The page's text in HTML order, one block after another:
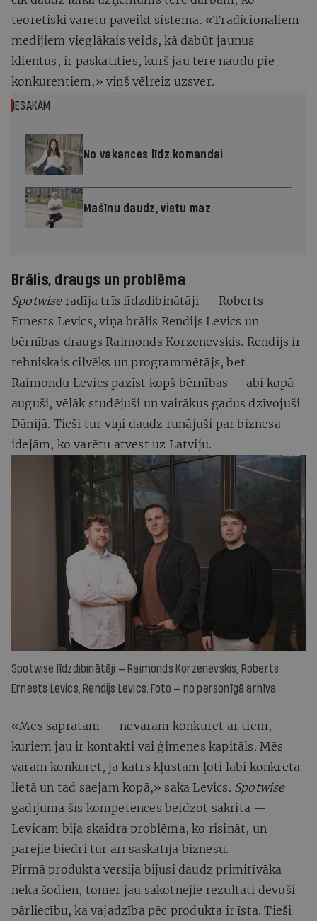
teorētiski varētu paveikt sistēma. «Tradicionāliem
medijiem vieglākais veids, kā dabūt jaunus
klientus, ir paskatīties, kurš jau tērē naudu pie
konkurentiem,» viņš vēlreiz uzsver.
IESAKĀM
No vakances līdz komandai
Mašīnu daudz, vietu maz
Brālis, draugs un problēma
Spotwiseradīja trīs līdzdibinātāji — Roberts
Ernests Levics, viņa brālis Rendijs Levics un
bērnības draugs Raimonds Korzenevskis. Rendijs ir
tehniskais cilvēks un programmētājs, bet
Raimondu Levics pazīst kopš bērnības — abi kopā
auguši, vēlāk studējuši un vairākus gadus dzīvojuši
Dānijā. Tieši tur viņi daudz runājuši par biznesa
idejām, ko varētu atvest uz Latviju.
Spotwise līdzdibinātāji — Raimonds Korzenevskis, Roberts
Ernests Levics, Rendijs Levics. Foto — no personīgā arhīva
«Mēs sapratām — nevaram konkurēt ar tiem,
kuriem jau ir kontakti vai ģimenes kapitāls. Mēs
varam konkurēt, ja katrs kļūstam ļoti labi konkrētā
lietā un tad saejam kopā,» saka Levics. Spotwise
gadījumā šīs kompetences beidzot sakrita —
Levicam bija skaidra problēma, ko risināt, un
pārējie biedri tur arī saskatīja biznesu.
Pirmā produkta versija bijusi daudz primitīvāka
nekā šodien, tomēr jau sākotnējie rezultāti devuši
pārliecību, ka vajadzība pēc produkta ir īsta. Tieši